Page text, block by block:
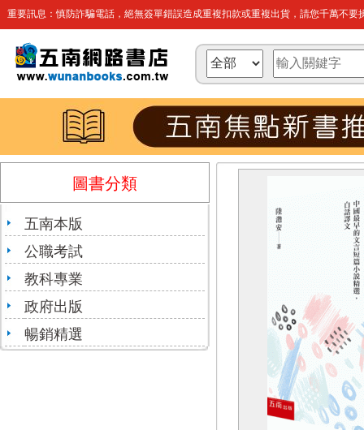
重要訊息：慎防詐騙電話，絕無簽單錯誤造成重複扣款或重複出貨，請您千萬不要
圖書分類
五南本版
公職考試
教科專業
政府出版
暢銷精選